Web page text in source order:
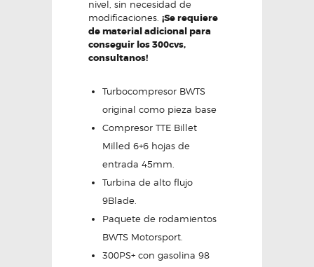
nivel, sin necesidad de
modificaciones. ¡Se requiere
de material adicional para
conseguir los 300cvs,
consultanos!
Turbocompresor BWTS
original como pieza base
Compresor TTE Billet
Milled 6+6 hojas de
entrada 45mm.
Turbina de alto flujo
9Blade.
Paquete de rodamientos
BWTS Motorsport.
300PS+ con gasolina 98